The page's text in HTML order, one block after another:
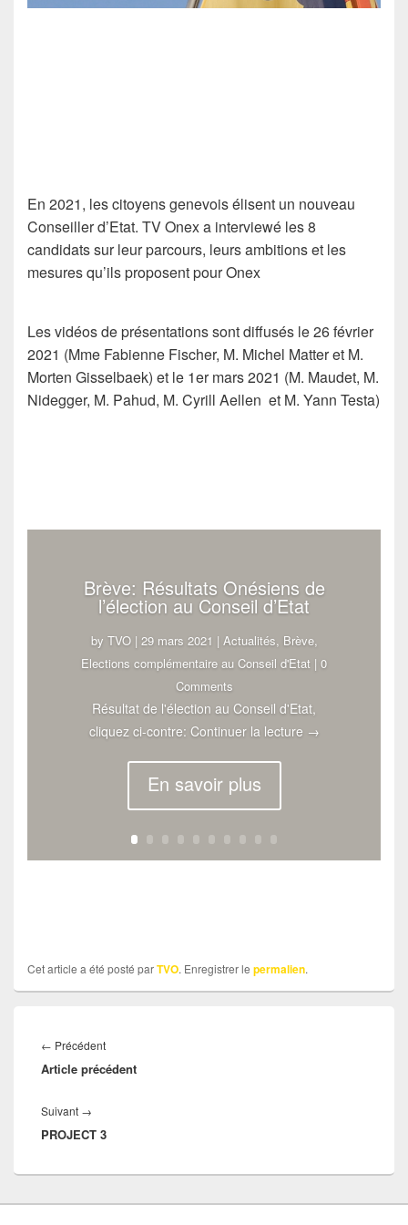
En 2021, les citoyens genevois élisent un nouveau
Conseiller d’Etat. TV Onex a interviewé les 8
candidats sur leur parcours, leurs ambitions et les
mesures qu’ils proposent pour Onex
Les vidéos de présentations sont diffusés le 26 février
2021 (Mme Fabienne Fischer, M. Michel Matter et M.
Morten Gisselbaek) et le 1er mars 2021 (M. Maudet, M.
Nidegger, M. Pahud, M. Cyrill Aellen et M. Yann Testa)
Brève: Résultats Onésiens de
l’élection au Conseil d’Etat
by TVO| 29 mars 2021 | Actualités, Brève,
Elections complémentaire au Conseil d'Etat | 0
Comments
Résultat de l'élection au Conseil d'Etat,
cliquez ci-contre: Continuer la lecture Brève:
→
En savoir plus
Cet article a été posté parTVO. Enregistrer le permalien.
de
← PrécédentArticle
précédent :
Article précédent
Suivant →
suivant :
PROJECT 3